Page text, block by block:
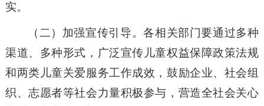
实。
（二）加强宣传引导。各相关部门要通过多种
渠道、多种形式，广泛宣传儿童权益保障政策法规
和两类儿童关爱服务工作成效，鼓励企业、社会组
织、志愿者等社会力量积极参与，营造全社会关心